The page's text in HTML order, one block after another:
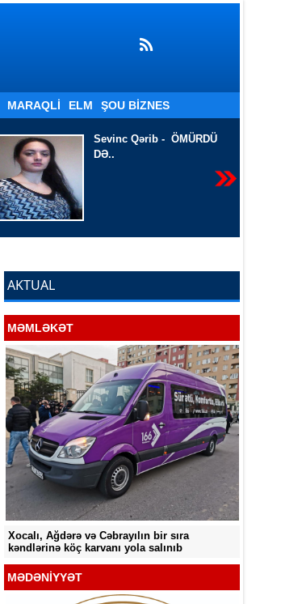
MARAQLI ELM ŞOU BIZNES
Payızdan çıxıb gəlmisən
-Ağaevli Əli Hacı
AKTUAL
MƏMLƏKƏT
Sabah 33° isti olacaq
MƏDƏNİYYƏT